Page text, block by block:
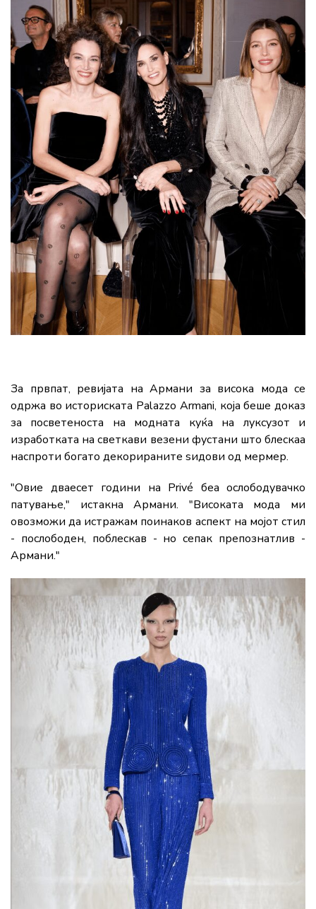
За првпат, ревијата на Армани за висока мода се
одржа во историската Palazzo Armani, која беше доказ
за посветеноста на модната куќа на луксузот и
изработката на светкави везени фустани што блескаа
наспроти богато декорираните ѕидови од мермер.
"Овие дваесет години на Privé беа ослободувачко
патување," истакна Армани. "Високата мода ми
овозможи да истражам поинаков аспект на мојот стил
- послободен, поблескав - но сепак препознатлив -
Армани."